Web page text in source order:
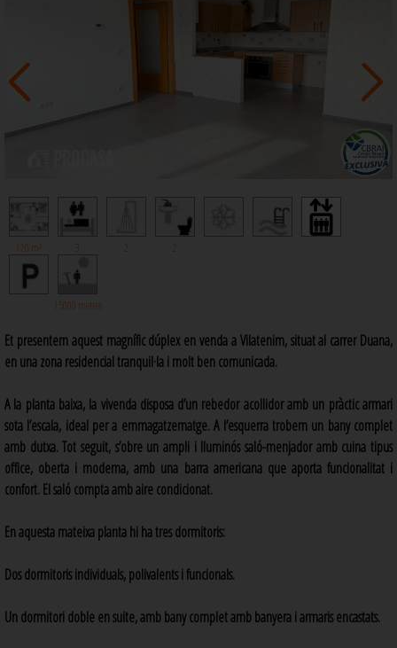
120 m² 3 2 2
15000 metres
Et presentem aquest magnífic dúplex en venda a Vilatenim, situat al carrer Duana,
en una zona residencial tranquil·la i molt ben comunicada.
A la planta baixa, la vivenda disposa d’un rebedor acollidor amb un pràctic armari
sota l’escala, ideal per a emmagatzematge. A l’esquerra trobem un bany complet
amb dutxa. Tot seguit, s’obre un ampli i lluminós saló-menjador amb cuina tipus
office, oberta i moderna, amb una barra americana que aporta funcionalitat i
confort. El saló compta amb aire condicionat.
En aquesta mateixa planta hi ha tres dormitoris:
Dos dormitoris individuals, polivalents i funcionals.
Un dormitori doble en suite, amb bany complet amb banyera i armaris encastats.